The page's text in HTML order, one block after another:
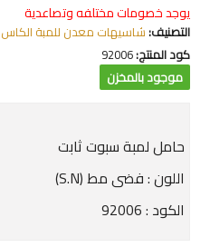
يوجد خصومات مختلفه وتصاعدية
التصنيف:شاسيهات معدن للمبة الكاس
كود المنتج:92006
موجود بالمخزن
حامل لمبة سبوت ثابت
اللون : فضى مط (S.N)
الكود : 92006